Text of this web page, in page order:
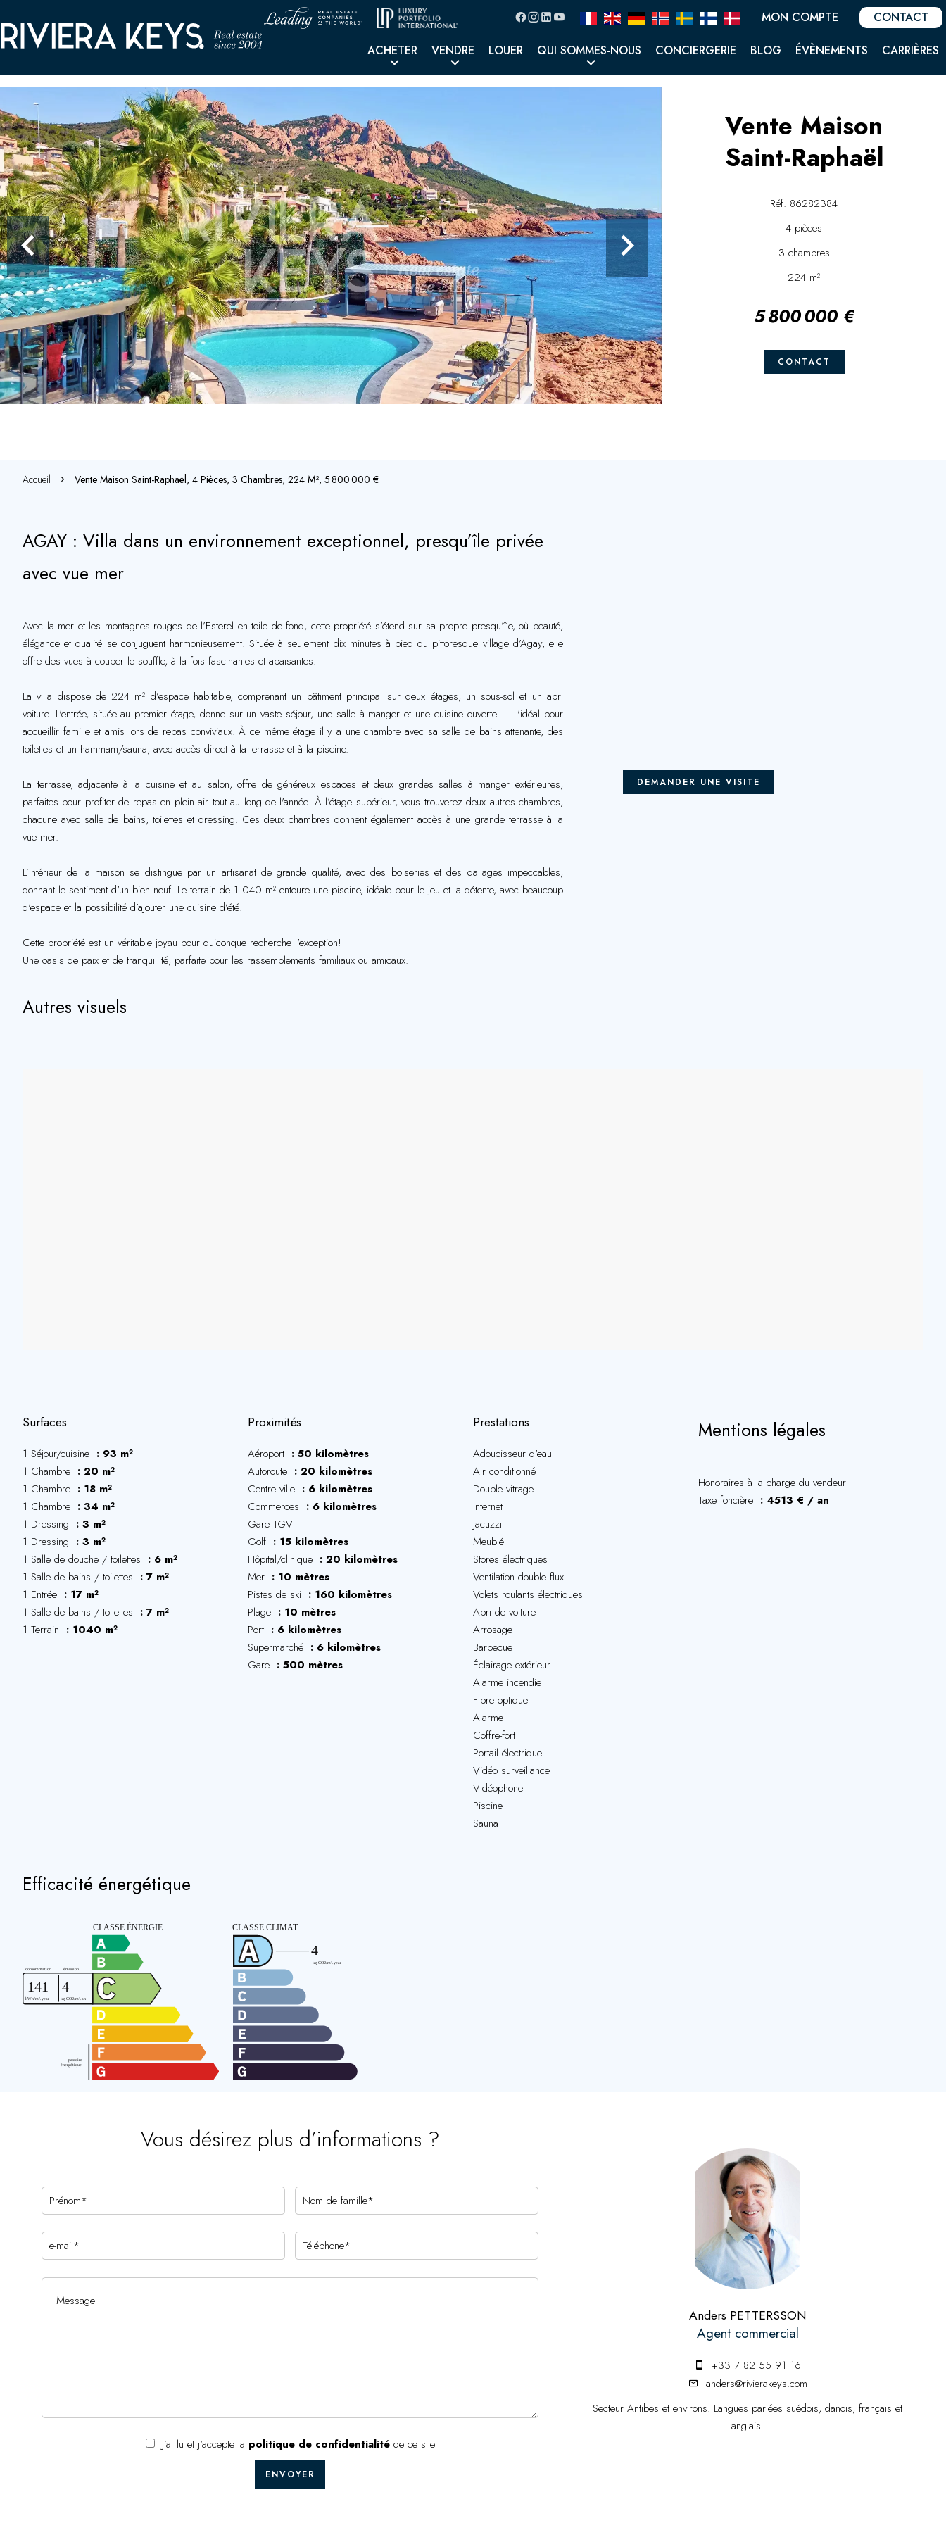
MON COMPTE CONTACT
ACHETER VENDRE LOUER QUI SOMMES-NOUS CONCIERGERIE BLOG ÉVÈNEMENTS CARRIÈRES
Vente Maison
Saint-Raphaël
Réf. 86282384
4 pièces
3 chambres
224 m²
5 800 000 €
CONTACT
Accueil Vente Maison Saint-Raphaël, 4 Pièces, 3 Chambres, 224 M², 5 800 000 €
DEMANDER UNE VISITE
AGAY : Villa dans un environnement exceptionnel, presqu’île privée
avec vue mer
Avec la mer et les montagnes rouges de l’Esterel en toile de fond, cette propriété s’étend sur sa propre presqu’île, où beauté,
élégance et qualité se conjuguent harmonieusement. Située à seulement dix minutes à pied du pittoresque village d’Agay, elle
offre des vues à couper le souffle, à la fois fascinantes et apaisantes.
La villa dispose de 224 m² d’espace habitable, comprenant un bâtiment principal sur deux étages, un sous-sol et un abri
voiture. L'entrée, située au premier étage, donne sur un vaste séjour, une salle à manger et une cuisine ouverte — L'idéal pour
accueillir famille et amis lors de repas conviviaux. À ce même étage il y a une chambre avec sa salle de bains attenante, des
toilettes et un hammam/sauna, avec accès direct à la terrasse et à la piscine.
La terrasse, adjacente à la cuisine et au salon, offre de généreux espaces et deux grandes salles à manger extérieures,
parfaites pour profiter de repas en plein air tout au long de l'année. À l’étage supérieur, vous trouverez deux autres chambres,
chacune avec salle de bains, toilettes et dressing. Ces deux chambres donnent également accès à une grande terrasse à la
vue mer.
L’intérieur de la maison se distingue par un artisanat de grande qualité, avec des boiseries et des dallages impeccables,
donnant le sentiment d'un bien neuf. Le terrain de 1 040 m² entoure une piscine, idéale pour le jeu et la détente, avec beaucoup
d'espace et la possibilité d’ajouter une cuisine d’été.
Cette propriété est un véritable joyau pour quiconque recherche l'exception!
Une oasis de paix et de tranquillité, parfaite pour les rassemblements familiaux ou amicaux.
Autres visuels
Surfaces
1 Séjour/cuisine
93 m²
1 Chambre
20 m²
1 Chambre
18 m²
1 Chambre
34 m²
1 Dressing
3 m²
1 Dressing
3 m²
1 Salle de douche / toilettes
6 m²
1 Salle de bains / toilettes
7 m²
1 Entrée
17 m²
1 Salle de bains / toilettes
7 m²
1 Terrain
1040 m²
Proximités
Aéroport
50 kilomètres
Autoroute
20 kilomètres
Centre ville
6 kilomètres
Commerces
6 kilomètres
Gare TGV
Golf
15 kilomètres
Hôpital/clinique
20 kilomètres
Mer
10 mètres
Pistes de ski
160 kilomètres
Plage
10 mètres
Port
6 kilomètres
Supermarché
6 kilomètres
Gare
500 mètres
Prestations
Adoucisseur d'eau
Air conditionné
Double vitrage
Internet
Jacuzzi
Meublé
Stores électriques
Ventilation double flux
Volets roulants électriques
Abri de voiture
Arrosage
Barbecue
Éclairage extérieur
Alarme incendie
Fibre optique
Alarme
Coffre-fort
Portail électrique
Vidéo surveillance
Vidéophone
Piscine
Sauna
Mentions légales
Honoraires à la charge du vendeur
Taxe foncière
4513 € / an
Efficacité énergétique
Vous désirez plus d’informations ?
J’ai lu et j'accepte la politique de confidentialitéde ce site
ENVOYER
Anders PETTERSSON
Agent commercial
+33 7 82 55 91 16
anders@rivierakeys.com
Secteur Antibes et environs. Langues parlées suédois, danois, français et
anglais.